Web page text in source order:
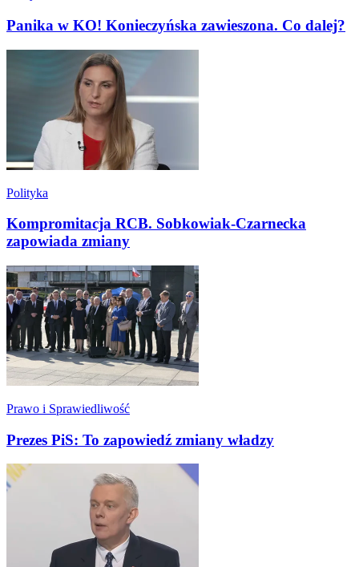
Panika w KO! Konieczyńska zawieszona. Co dalej?
Polityka
Kompromitacja RCB. Sobkowiak-Czarnecka
zapowiada zmiany
Prawo i Sprawiedliwość
Prezes PiS: To zapowiedź zmiany władzy